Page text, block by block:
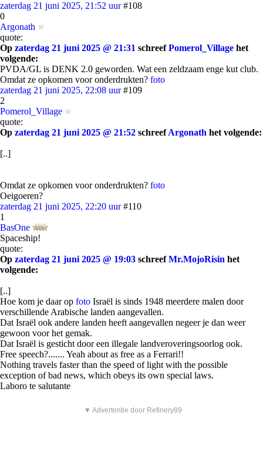
zaterdag 21 juni 2025, 21:52 uur #108
0
Argonath
quote:
Op zaterdag 21 juni 2025 @ 21:31 schreefPomerol_Village het
volgende:
PVDA/GL is DENK 2.0 geworden. Wat een zeldzaam enge kut club.
Omdat ze opkomen voor onderdrukten? foto
zaterdag 21 juni 2025, 22:08 uur #109
2
Pomerol_Village
quote:
Op zaterdag 21 juni 2025 @ 21:52 schreefArgonath het volgende:
[..]
Omdat ze opkomen voor onderdrukten? foto
Oeigoeren?
zaterdag 21 juni 2025, 22:20 uur #110
1
BasOne
Spaceship!
quote:
Op zaterdag 21 juni 2025 @ 19:03 schreefMr.MojoRisin het
volgende:
[..]
Hoe kom je daar op foto Israël is sinds 1948 meerdere malen door
verschillende Arabische landen aangevallen.
Dat Israël ook andere landen heeft aangevallen negeer je dan weer
gewoon voor het gemak.
Dat Israël is gesticht door een illegale landveroveringsoorlog ook.
Free speech?....... Yeah about as free as a Ferrari!!
Nothing travels faster than the speed of light with the possible
exception of bad news, which obeys its own special laws.
Laboro te salutante
▼ Advertentie door Refinery89